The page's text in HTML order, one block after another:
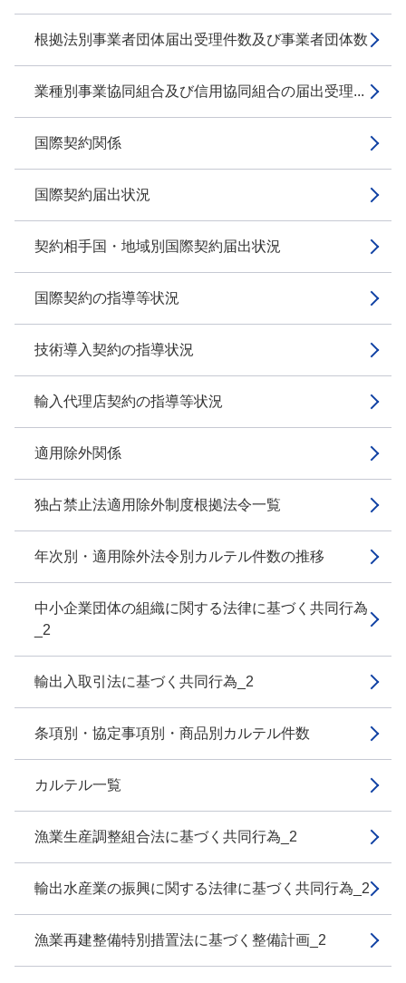
根拠法別事業者団体届出受理件数及び事業者団体数
業種別事業協同組合及び信用協同組合の届出受理...
国際契約関係
国際契約届出状況
契約相手国・地域別国際契約届出状況
国際契約の指導等状況
技術導入契約の指導状況
輸入代理店契約の指導等状況
適用除外関係
独占禁止法適用除外制度根拠法令一覧
年次別・適用除外法令別カルテル件数の推移
中小企業団体の組織に関する法律に基づく共同行為
_2
輸出入取引法に基づく共同行為_2
条項別・協定事項別・商品別カルテル件数
カルテル一覧
漁業生産調整組合法に基づく共同行為_2
輸出水産業の振興に関する法律に基づく共同行為_2
漁業再建整備特別措置法に基づく整備計画_2